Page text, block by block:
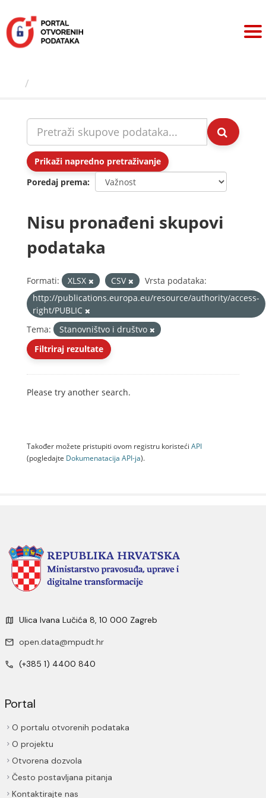
sadržaj
Prikaži napredno pretraživanje
Poredaj prema
Nisu pronađeni skupovi
podataka
Formati: XLSX CSV
Vrsta podataka:
http://publications.europa.eu/resource/authority/access-
right/PUBLIC
Tema:
Stanovništvo i društvo
Filtriraj rezultate
Please try another search.
Također možete pristupiti ovom registru koristeći API
(pogledajte Dokumenаtаcijа API-jа).